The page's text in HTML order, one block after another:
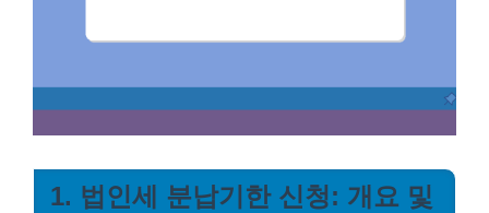
1. 법인세 분납기한 신청: 개요 및